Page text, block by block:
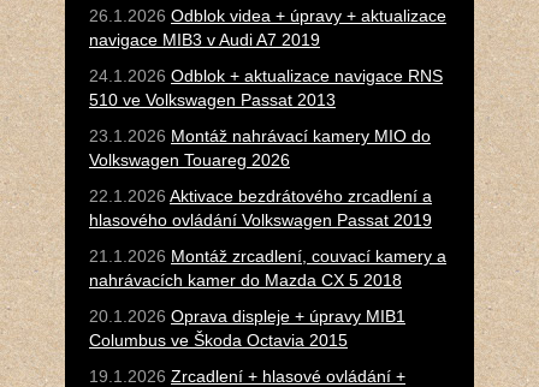
26.1.2026 Odblok videa + úpravy + aktualizace
navigace MIB3 v Audi A7 2019
24.1.2026 Odblok + aktualizace navigace RNS
510 ve Volkswagen Passat 2013
23.1.2026 Montáž nahrávací kamery MIO do
Volkswagen Touareg 2026
22.1.2026 Aktivace bezdrátového zrcadlení a
hlasového ovládání Volkswagen Passat 2019
21.1.2026 Montáž zrcadlení, couvací kamery a
nahrávacích kamer do Mazda CX 5 2018
20.1.2026 Oprava displeje + úpravy MIB1
Columbus ve Škoda Octavia 2015
19.1.2026 Zrcadlení + hlasové ovládání +